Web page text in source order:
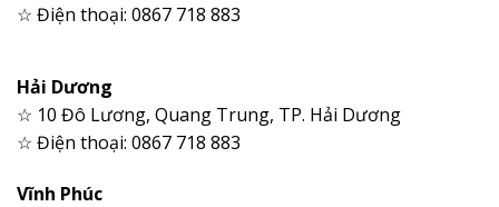
☆ Điện thoại: 0867 718 883
Hải Dương
☆ 10 Đô Lương, Quang Trung, TP. Hải Dương
☆ Điện thoại: 0867 718 883
Vĩnh Phúc